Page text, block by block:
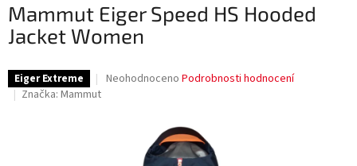
Mammut Eiger Speed HS Hooded
Jacket Women
Eiger Extreme
Průměrné
Neohodnoceno Podrobnosti hodnocení
Značka: Mammut